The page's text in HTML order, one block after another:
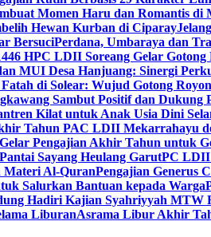
Momen Haru dan Romantis di
Hewan Kurban di Ciparay
BersuciPerdana, Umbaraya dan
HPC LDII Soreang Gelar Gotong
MUI Desa Hanjuang: Sinergi
di Solear: Wujud Gotong
Sambut Positif dan Dukung
Kilat untuk Anak Usia Dini
Tahun PAC LDII Mekarrahayu
Pengajian Akhir Tahun untuk
Sayang Heulang GarutPC LDII
Materi Al-QuranPengajian Generus
Salurkan Bantuan kepada Warga
Hadiri Kajian Syahriyyah MTW
LiburanAsrama Libur Akhir